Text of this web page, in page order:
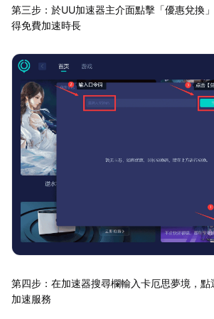
第三步：於UU加速器主介面點擊「優惠兌換
得免費加速時長
第四步：在加速器搜尋欄輸入卡厄思夢境，點
加速服務